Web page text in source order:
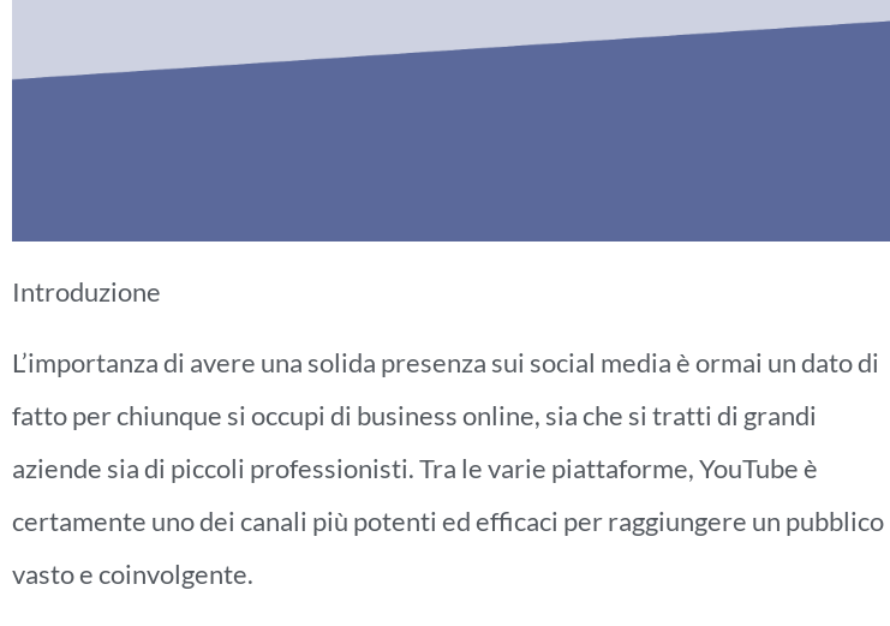
Introduzione
L’importanza di avere una solida presenza sui social media è ormai un dato di
fatto per chiunque si occupi di business online, sia che si tratti di grandi
aziende sia di piccoli professionisti. Tra le varie piattaforme, YouTube è
certamente uno dei canali più potenti ed efficaci per raggiungere un pubblico
vasto e coinvolgente.